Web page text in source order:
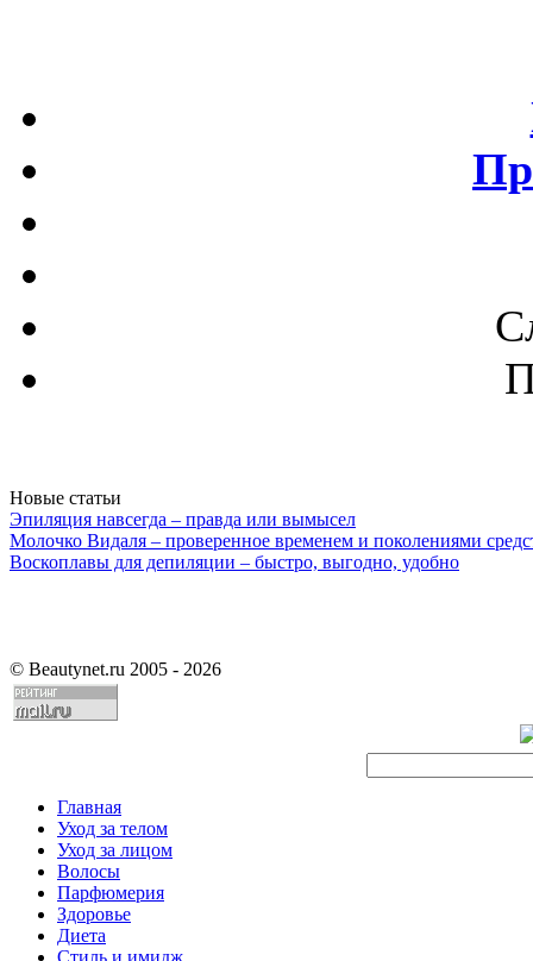
Новые статьи
Эпиляция навсегда – правда или вымысел
Молочко Видаля – проверенное временем и поколениями
Воскоплавы для депиляции – быстро, выгодно, удобно
© Beautynet.ru 2005 - 2026
Главная
Уход за телом
Уход за лицом
Волосы
Парфюмерия
Здоровье
Диета
Стиль и имидж